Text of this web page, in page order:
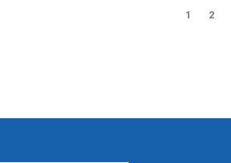
1 2